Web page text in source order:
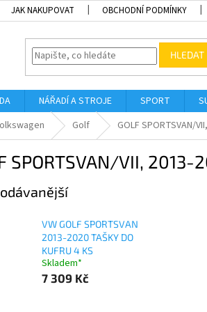
JAK NAKUPOVAT OBCHODNÍ PODMÍNKY
HLEDAT
NÁŘADÍ A STROJE SPORT
Golf GOLF SPORTSVAN/
SPORTSVAN/VII, 2013-
VW GOLF SPORTSVAN
2013-2020 TAŠKY DO
KUFRU 4 KS
Skladem*
7 309 Kč